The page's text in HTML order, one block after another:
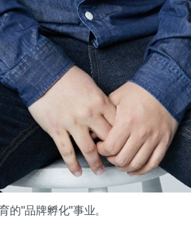
的"品牌孵化"事业。